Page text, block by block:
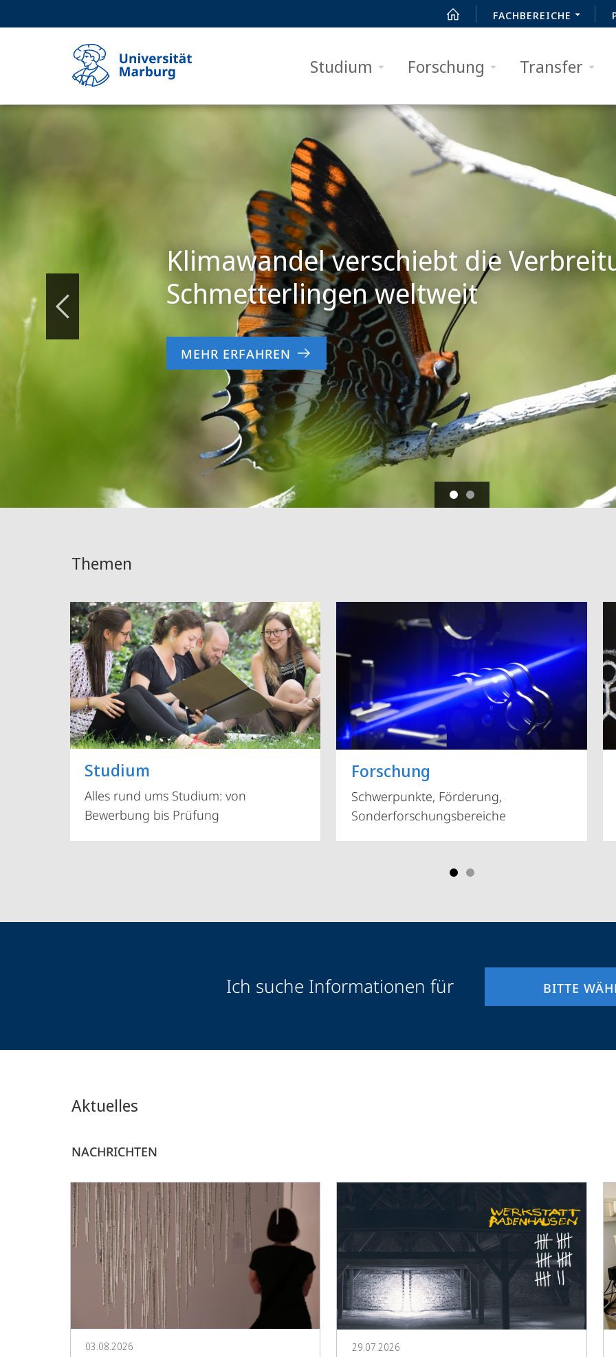
FACHBEREICHE
Studium Forschung Transfer
Universität
Hauptinhalt
Klimawandel verschiebt die
Schmetterlingen weltweit
MEHR ERFAHREN
Themen
Studium
Alles rund ums Studium: von
Bewerbung bis Prüfung
Forschung
Schwerpunkte, Förderung,
Sonderforschungsbereiche
Vorblättern
ZielgruppeninformationenIch suche Informationen für BITTE
Aktuelles
NACHRICHTEN
03.08.2026 29.07.2026
Vorblättern